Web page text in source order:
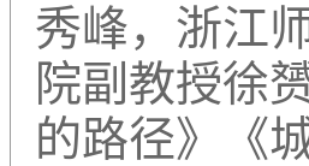
秀峰，浙江
院副教授徐
的路径》《